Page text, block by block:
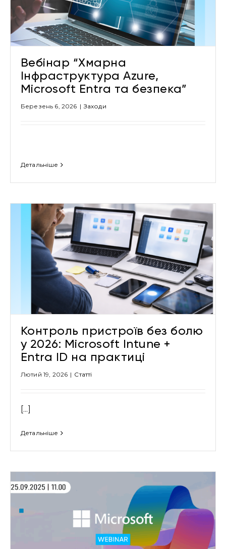
Вебінар “Хмарна
Інфраструктура Azure,
Microsoft Entra та безпека”
Березень 6, 2026 | Заходи
Детальніше
Контроль пристроїв без болю
у 2026: Microsoft Intune +
Entra ID на практиці
Лютий 19, 2026 | Cтатті
[...]
Детальніше